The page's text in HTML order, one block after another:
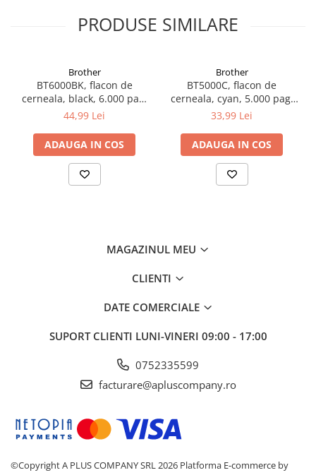
PRODUSE SIMILARE
Brother
BT6000BK, flacon de
cerneala, black, 6.000 pag,
Ink Benefit DCP-
44,99 Lei
ADAUGA IN COS
Brother
BT5000C, flacon de
cerneala, cyan, 5.000 pag,
Ink Benefit DCP-
33,99 Lei
ADAUGA IN COS
MAGAZINUL MEU
CLIENTI
DATE COMERCIALE
SUPORT CLIENTI LUNI-VINERI 09:00 - 17:00
0752335599
facturare@apluscompany.ro
©Copyright A PLUS COMPANY SRL 2026 Platforma E-commerce by